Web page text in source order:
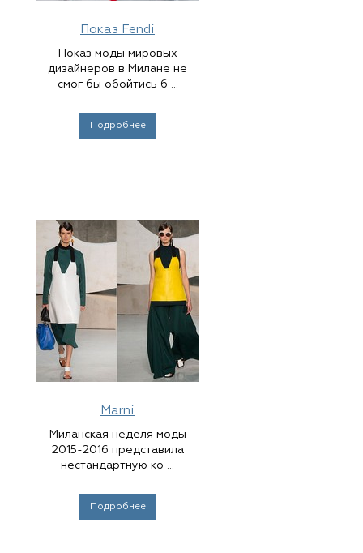
Показ Fendi
Показ моды мировых
дизайнеров в Милане не
смог бы обойтись б ...
Подробнее
Marni
Миланская неделя моды
2015-2016 представила
нестандартную ко ...
Подробнее